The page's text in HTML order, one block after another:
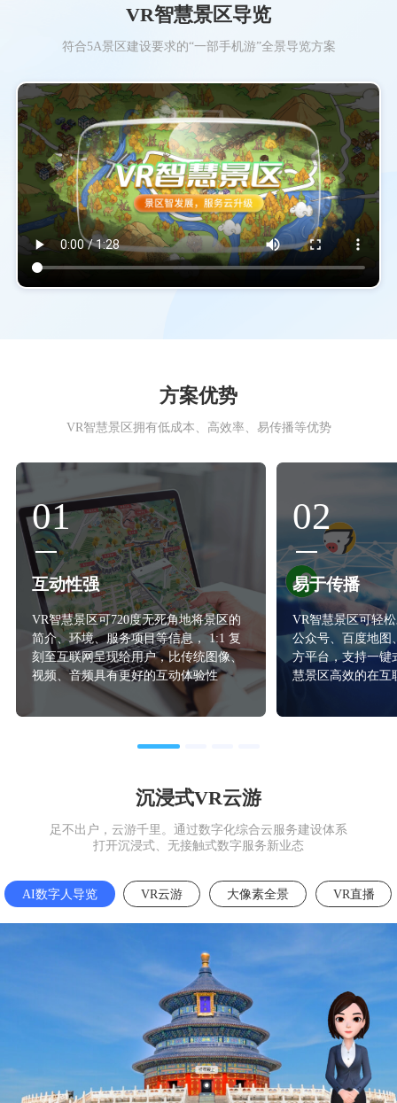
VR智慧景区导览
符合5A景区建设要求的“一部手机游”全景导览方案
方案优势
VR智慧景区拥有低成本、高效率、易传播等优势
01
互动性强
VR智慧景区可720度无死角地将景区的
简介、环境、服务项目等信息， 1:1 复
刻至互联网呈现给用户，比传统图像、
视频、音频具有更好的互动体验性
02
易于传播
VR智慧景区可轻
公众号、百度地图
方平台，支持一键
慧景区高效的在互
沉浸式VR云游
足不出户，云游千里。通过数字化综合云服务建设体系
打开沉浸式、无接触式数字服务新业态
AI数字人导览 VR云游 大像素全景 VR直播